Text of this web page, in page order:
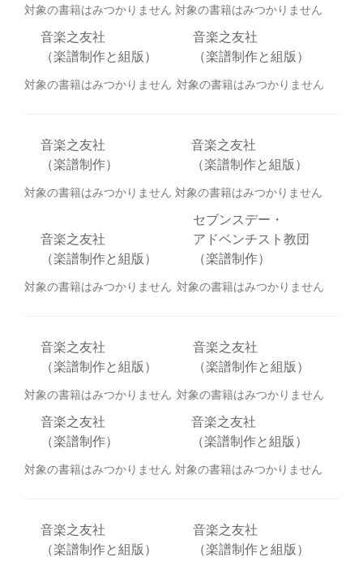
対象の書籍はみつかりません 対象の書籍はみつかりません
音楽之友社
（楽譜制作と組版）
対象の書籍はみつかりません
音楽之友社
（楽譜制作と組版）
対象の書籍はみつかりません
音楽之友社
（楽譜制作）
対象の書籍はみつかりません
音楽之友社
（楽譜制作と組版）
対象の書籍はみつかりません
音楽之友社
（楽譜制作と組版）
対象の書籍はみつかりません
セブンスデー・
アドベンチスト教団
（楽譜制作）
対象の書籍はみつかりません
音楽之友社
（楽譜制作と組版）
対象の書籍はみつかりません
音楽之友社
（楽譜制作と組版）
対象の書籍はみつかりません
音楽之友社
（楽譜制作）
対象の書籍はみつかりません
音楽之友社
（楽譜制作と組版）
対象の書籍はみつかりません
音楽之友社
（楽譜制作と組版）
音楽之友社
（楽譜制作と組版）